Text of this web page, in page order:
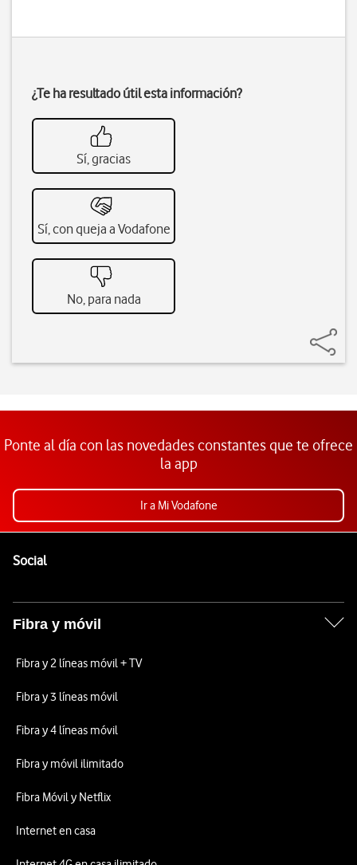
¿Te ha resultado útil esta información?
Sí, gracias
Sí, con queja a Vodafone
No, para nada
Ponte al día con las novedades constantes que te ofrece
la app
Ir a Mi Vodafone
SocialEnlaces a las redes sociales de Vodafone
Fibra y móvil
Fibra y 2 líneas móvil + TV
Fibra y 3 líneas móvil
Fibra y 4 líneas móvil
Fibra y móvil ilimitado
Fibra Móvil y Netflix
Internet en casa